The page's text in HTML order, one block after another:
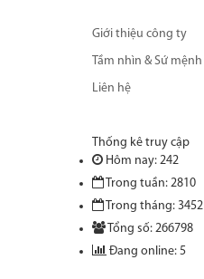
Giới thiệu công ty
Tầm nhìn & Sứ mệnh
Liên hệ
Thống kê truy cập
Hôm nay: 242
Trong tuần: 2810
Trong tháng: 3452
Tổng số: 266798
Đang online: 5